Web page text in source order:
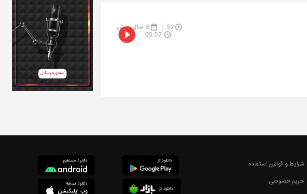
52 6 سال پیش
05:57
شرایط و قوانین استفاده
حریم خصوصی